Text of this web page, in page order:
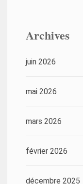
Archives
juin 2026
mai 2026
mars 2026
février 2026
décembre 2025